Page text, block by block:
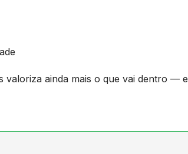
valoriza ainda mais o que vai dentro — e